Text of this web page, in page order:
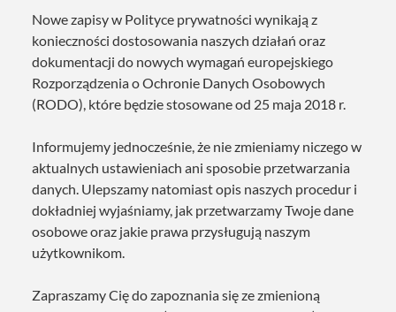
Nowe zapisy w Polityce prywatności wynikają z
konieczności dostosowania naszych działań oraz
dokumentacji do nowych wymagań europejskiego
Rozporządzenia o Ochronie Danych Osobowych
(RODO), które będzie stosowane od 25 maja 2018 r.
Informujemy jednocześnie, że nie zmieniamy niczego w
aktualnych ustawieniach ani sposobie przetwarzania
danych. Ulepszamy natomiast opis naszych procedur i
dokładniej wyjaśniamy, jak przetwarzamy Twoje dane
osobowe oraz jakie prawa przysługują naszym
użytkownikom.
Zapraszamy Cię do zapoznania się ze zmienioną